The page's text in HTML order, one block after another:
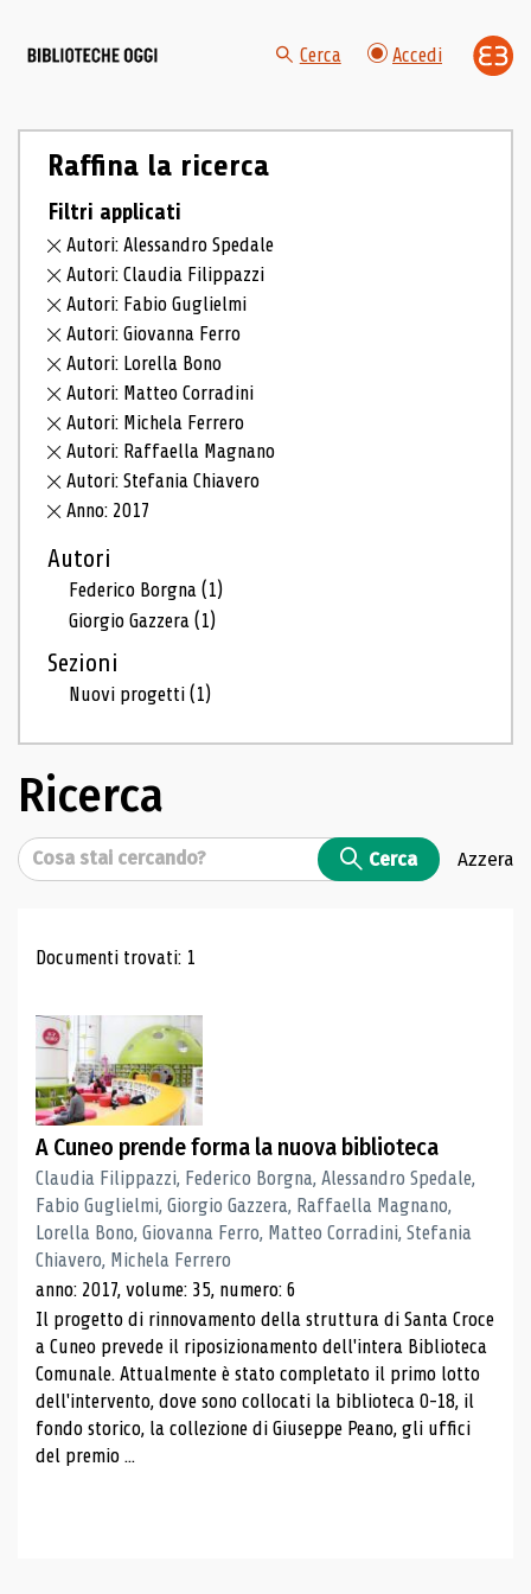
Cerca Accedi
Raffina la ricerca
Filtri applicati
Autori: Alessandro Spedale
Autori: Claudia Filippazzi
Autori: Fabio Guglielmi
Autori: Giovanna Ferro
Autori: Lorella Bono
Autori: Matteo Corradini
Autori: Michela Ferrero
Autori: Raffaella Magnano
Autori: Stefania Chiavero
Anno: 2017
Autori
Federico Borgna(1)
Giorgio Gazzera(1)
Sezioni
Nuovi progetti(1)
Ricerca
Cerca Cerca Azzera
Risultati di ricerca
Documenti trovati: 1
A Cuneo prende forma la nuova biblioteca
Claudia Filippazzi, Federico Borgna, Alessandro Spedale,
Fabio Guglielmi, Giorgio Gazzera, Raffaella Magnano,
Lorella Bono, Giovanna Ferro, Matteo Corradini, Stefania
Chiavero, Michela Ferrero
anno: 2017, volume: 35, numero: 6
Il progetto di rinnovamento della struttura di Santa Croce
a Cuneo prevede il riposizionamento dell'intera Biblioteca
Comunale. Attualmente è stato completato il primo lotto
dell'intervento, dove sono collocati la biblioteca 0-18, il
fondo storico, la collezione di Giuseppe Peano, gli uffici
del premio ...